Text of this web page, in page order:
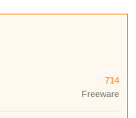
714
Freeware